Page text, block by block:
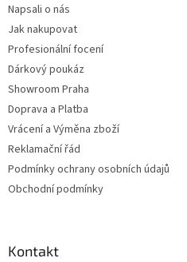
Napsali o nás
Jak nakupovat
Profesionální focení
Dárkový poukáz
Showroom Praha
Doprava a Platba
Vrácení a Výměna zboží
Reklamační řád
Podmínky ochrany osobních údajů
Obchodní podmínky
Kontakt